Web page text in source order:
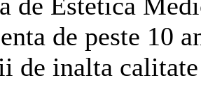
de peste 10
de inalta